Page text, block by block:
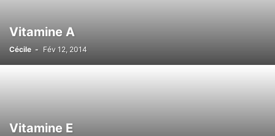
Vitamine A
Cécile - Fév 12, 2014
Vitamine E